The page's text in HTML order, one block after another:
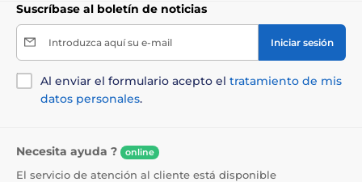
Suscríbase al boletín de noticias
Introduzca aquí su e-mail Iniciar sesión
Al enviar el formulario acepto el tratamiento de mis
datos personales.
Necesita ayuda ? online
El servicio de atención al cliente está disponible